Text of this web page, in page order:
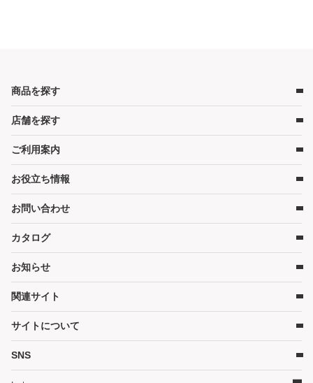
商品を探す
ベビー用品
ベビーマットレス・ベビー布団
チャイルドシート
ハイローチェア・ベビーチェア
スケール・バス
お部屋・安全用品
暮らし用品
その他グッズ
ご家庭商品サイト
店舗を探す
店舗検索
ご利用案内
レンタルの流れ
受取り方法と送料
在庫表示について
各種割引特典について
予約キャンセルについて
WEBクレジット決済について
よくあるご質問
お役立ち情報
キャンペーン
コラム
お問い合わせ
お問い合わせ
カタログ
カタログ請求
お知らせ
かしてネッとからのお知らせ
関連サイト
ご家庭商品サイト
イベントかしてネッと
サイトについて
サイトマップ
SNS